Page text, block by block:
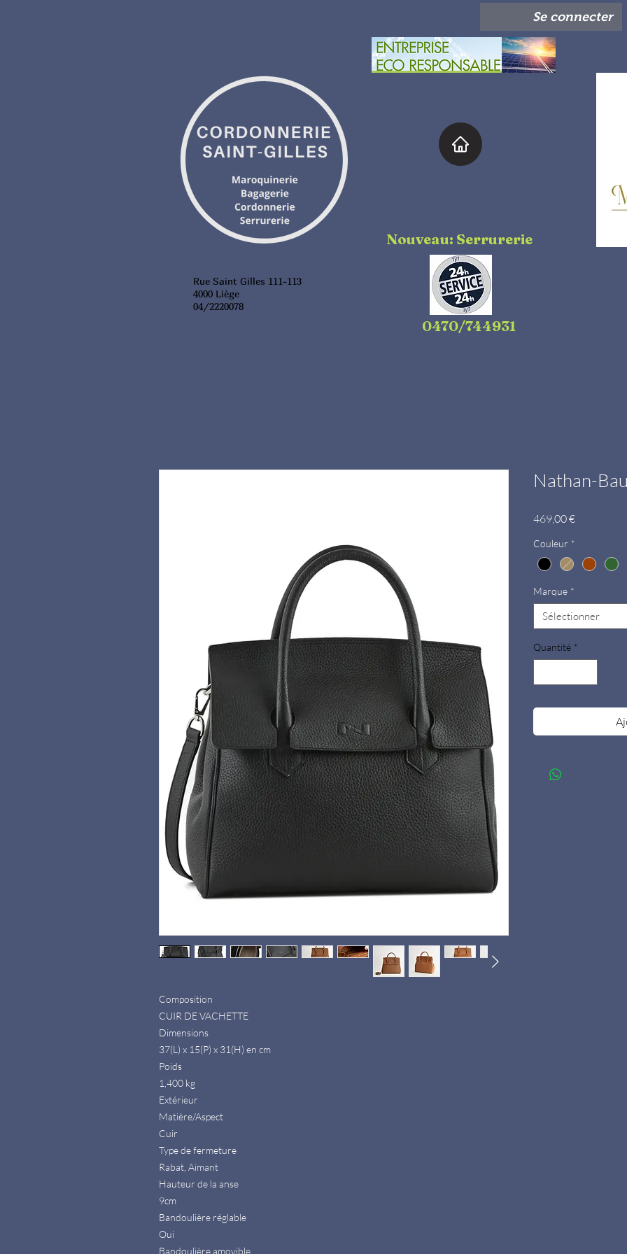
Rue Saint Gilles 111-113
4000 Liège
04/2220078
Se connecter
Nouveau: Serrurerie
0470/744931
Composition
CUIR DE VACHETTE
Dimensions
37(L) x 15(P) x 31(H) en cm
Poids
1,400 kg
Extérieur
Matière/Aspect
Cuir
Type de fermeture
Rabat, Aimant
Hauteur de la anse
9cm
Bandoulière réglable
Oui
Bandoulière amovible
Nathan-
469,00 €Prix
Couleur *
Marque *
Sélectionner
Quantité *